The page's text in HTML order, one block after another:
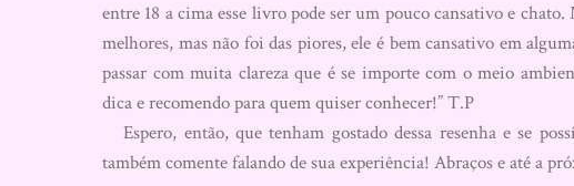
entre 18 a cima esse livro pode ser um pouco cansativo e
melhores, mas não foi das piores, ele é bem cansativo em
passar com muita clareza que é se importe com o meio
dica e recomendo para quem quiser conhecer!” T.P
Espero, então, que tenham gostado dessa resenha e se
também comente falando de sua experiência! Abraços e até a